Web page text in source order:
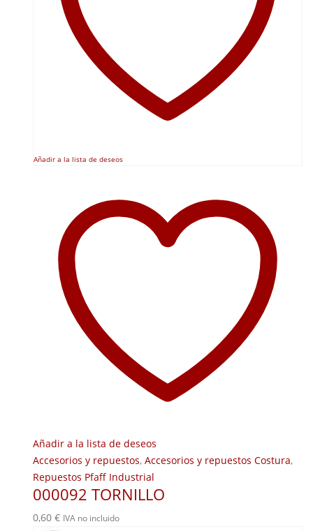
Añadir a la lista de deseos
Añadir a la lista de deseos
Accesorios y repuestos, Accesorios y repuestos Costura,
Repuestos Pfaff Industrial
000092 TORNILLO
0,60 € IVA no incluido